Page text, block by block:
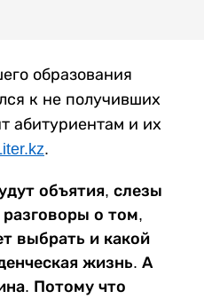
образования
к не получивших
абитуриентам и их
.
объятия, слезы
о том,
выбрать и какой
жизнь. А
Потому что